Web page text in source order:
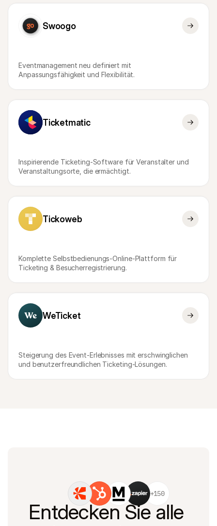
Swoogo
Eventmanagement neu definiert mit
Anpassungsfähigkeit und Flexibilität.
Ticketmatic
Inspirierende Ticketing-Software für Veranstalter und
Veranstaltungsorte, die ermächtigt.
Tickoweb
Komplette Selbstbedienungs-Online-Plattform für
Ticketing & Besucherregistrierung.
WeTicket
Steigerung des Event-Erlebnisses mit erschwinglichen
und benutzerfreundlichen Ticketing-Lösungen.
+150
Entdecken Sie alle